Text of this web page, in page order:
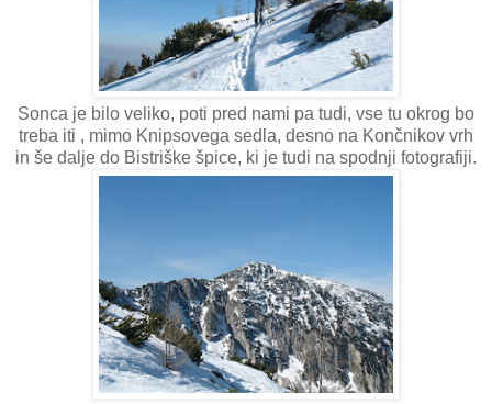
Sonca je bilo veliko, poti pred nami pa tudi, vse tu okrog bo
treba iti , mimo Knipsovega sedla, desno na Končnikov vrh
in še dalje do Bistriške špice, ki je tudi na spodnji fotografiji.